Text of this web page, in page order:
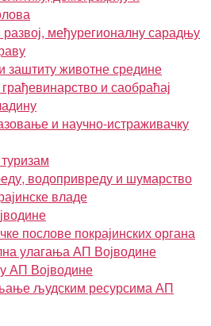
међурегионалну сарадњу
заштиту животне средине
и саобраћај
и научно-истраживачку
водопривреду и шумарство
владе
послове покрајинских органа
улагања АП Војводине
АП Војводине
људским ресурсима АП